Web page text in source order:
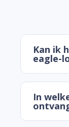
Kan ik
eagle-
In